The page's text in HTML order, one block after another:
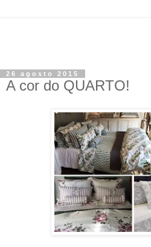
26 agosto 2015
A cor do QUARTO!